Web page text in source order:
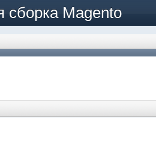
сборка Magento